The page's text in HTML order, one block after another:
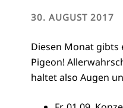
30. AUGUST 2017
Diesen Monat
Pigeon!
haltet also Augen